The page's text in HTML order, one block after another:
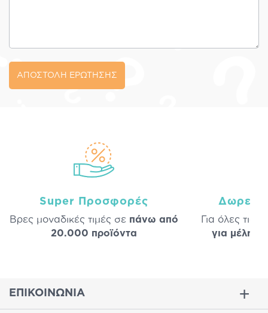
ΑΠΟΣΤΟΛΗ ΕΡΩΤΗΣΗΣ
Super Προσφορές
Βρες μοναδικές τιμές σε πάνω από
20.000 προϊόντα
Δωρεάν
Για όλες τις
για μέλη
ΕΠΙΚΟΙΝΩΝΙΑ